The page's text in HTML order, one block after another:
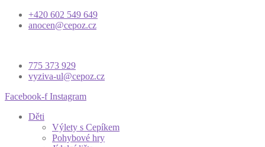
+420 602 549 649
anocen@cepoz.cz
775 373 929
vyziva-ul@cepoz.cz
Facebook-f Instagram
Děti
Výlety s Cepíkem
Pohybové hry